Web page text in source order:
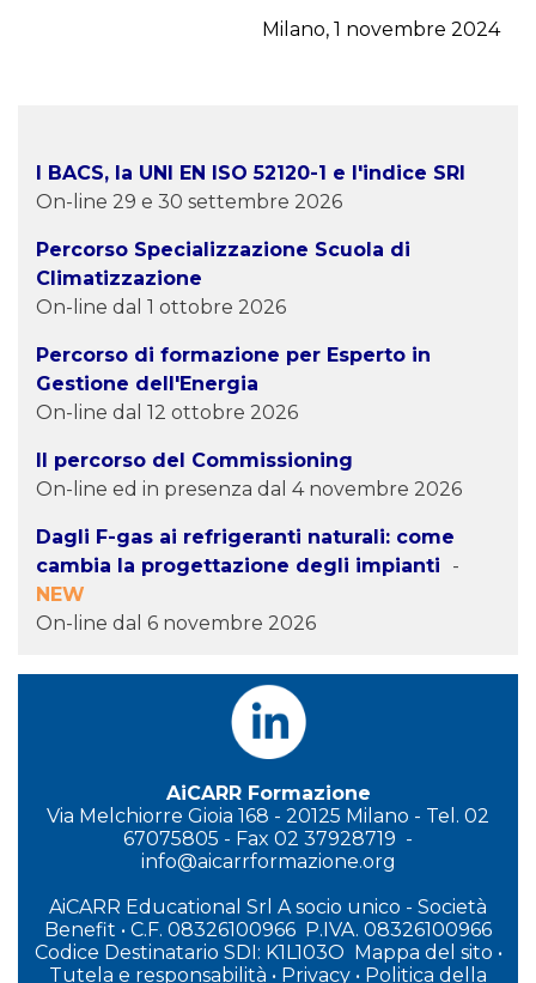
I BACS, la UNI EN ISO 52120-1 e l'indice SRI
On-line 29 e 30 settembre 2026
Percorso Specializzazione Scuola di
Climatizzazione
On-line dal 1 ottobre 2026
Percorso di formazione per Esperto in
Gestione dell'Energia
On-line dal 12 ottobre 2026
Il percorso del Commissioning
On-line ed in presenza dal 4 novembre 2026
Dagli F-gas ai refrigeranti naturali: come
cambia la progettazione degli impianti -
NEW
On-line dal 6 novembre 2026
Milano, 1 novembre 2024
AiCARR Formazione
Via Melchiorre Gioia 168 - 20125 Milano - Tel. 02
67075805 - Fax 02 37928719 -
info@aicarrformazione.org
AiCARR Educational Srl A socio unico - Società
Benefit • C.F. 08326100966 P.IVA. 08326100966
Codice Destinatario SDI: K1L103O Mappa del sito •
Tutela e responsabilità • Privacy • Politica della